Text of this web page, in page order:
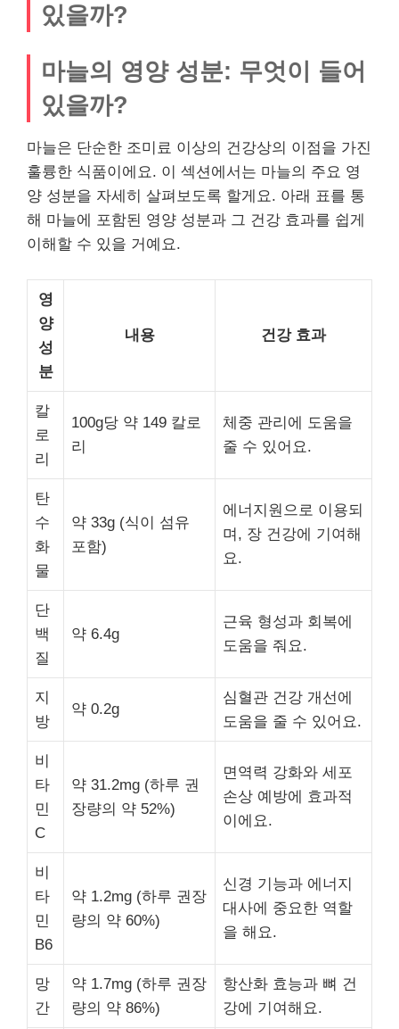
있을까?
마늘의 영양 성분: 무엇이 들어
있을까?
마늘은 단순한 조미료 이상의 건강상의 이점을 가진
훌륭한 식품이에요. 이 섹션에서는 마늘의 주요 영
양 성분을 자세히 살펴보도록 할게요. 아래 표를 통
해 마늘에 포함된 영양 성분과 그 건강 효과를 쉽게
이해할 수 있을 거예요.
영
양
성
분
내용 건강 효과
칼
로
리
100g당 약 149 칼로
리
체중 관리에 도움을
줄 수 있어요.
탄
수
화
물
약 33g (식이 섬유
포함)
에너지원으로 이용되
며, 장 건강에 기여해
요.
단
백
질
약 6.4g
근육 형성과 회복에
도움을 줘요.
지
방
약 0.2g
심혈관 건강 개선에
도움을 줄 수 있어요.
비
타
민
C
약 31.2mg (하루 권
장량의 약 52%)
면역력 강화와 세포
손상 예방에 효과적
이에요.
비
타
민
B6
약 1.2mg (하루 권장
량의 약 60%)
신경 기능과 에너지
대사에 중요한 역할
을 해요.
망
간
약 1.7mg (하루 권장
량의 약 86%)
항산화 효능과 뼈 건
강에 기여해요.